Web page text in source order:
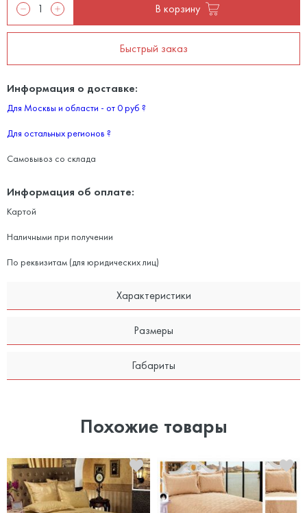
В корзину
Быстрый заказ
Информация о доставке:
Для Москвы и области - от 0 руб ?
Для остальных регионов ?
Самовывоз со склада
Информация об оплате:
Картой
Наличными при получении
По реквизитам (для юридических лиц)
Характеристики
Размеры
Габариты
Похожие товары